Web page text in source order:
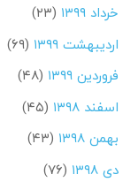
خرداد ۱۳۹۹
(۲۳)
اردیبهشت ۱۳۹۹
(۶۹)
فروردین ۱۳۹۹
(۴۸)
اسفند ۱۳۹۸
(۴۵)
بهمن ۱۳۹۸
(۴۳)
دی ۱۳۹۸
(۷۶)